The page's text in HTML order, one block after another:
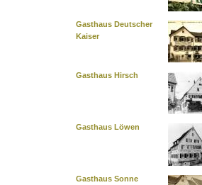
Gasthaus Deutscher
Kaiser
Gasthaus Hirsch
Gasthaus Löwen
Gasthaus Sonne